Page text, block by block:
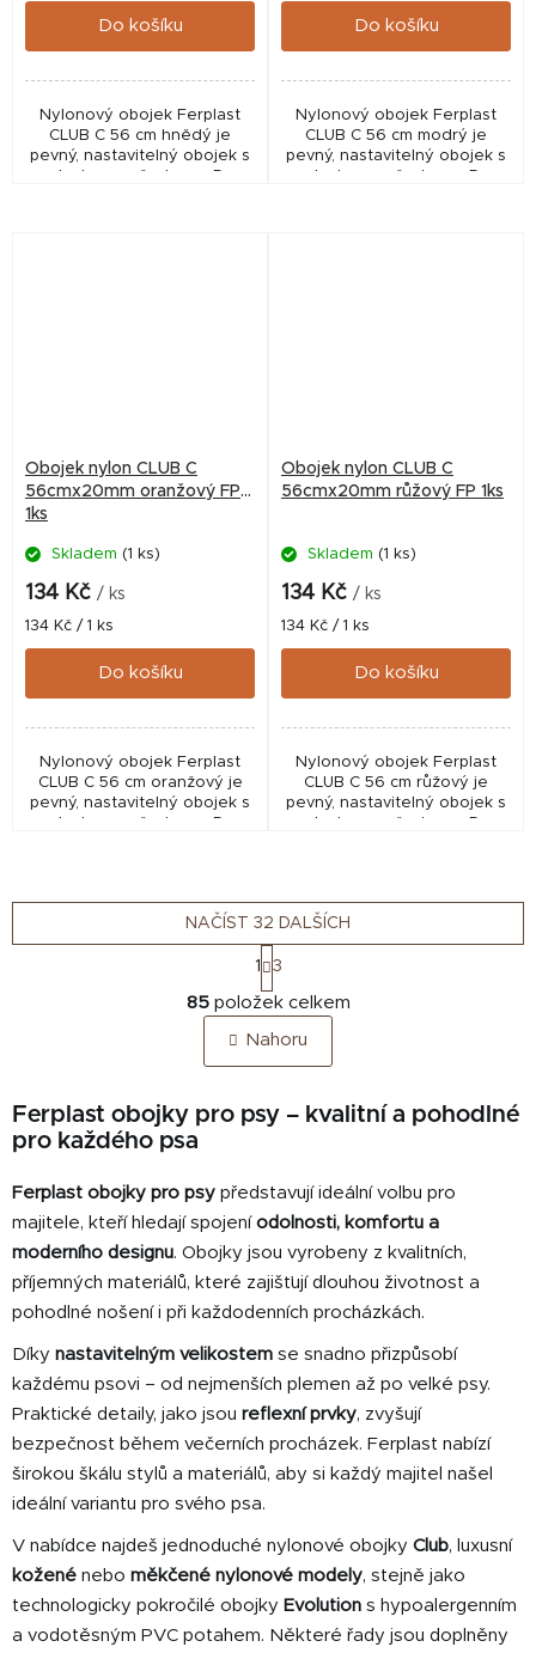
Do košíku
Nylonový obojek Ferplast
CLUB C 56 cm hnědý je
pevný, nastavitelný obojek s
Do košíku
Nylonový obojek Ferplast
CLUB C 56 cm modrý je
pevný, nastavitelný obojek s
Obojek nylon CLUB C
56cmx20mm oranžový FP
1ks
Skladem (1 ks)
134 Kč / ks
Měrná
cena:
134 Kč / 1 ks
Do košíku
Nylonový obojek Ferplast
CLUB C 56 cm oranžový je
pevný, nastavitelný obojek s
Obojek nylon CLUB C
56cmx20mm růžový FP 1ks
Skladem (1 ks)
134 Kč / ks
Měrná
cena:
134 Kč / 1 ks
Do košíku
Nylonový obojek Ferplast
CLUB C 56 cm růžový je
pevný, nastavitelný obojek s
O
v
l
á
a
p
r
v
k
y
ý
p
i
s
u
NAČÍST 32 DALŠÍCH
S
t
r
á
n
k
v
í
1 3
85položek celkem
Nahoru
Ferplast obojky pro psy – kvalitní a pohodlné
pro každého psa
Ferplast obojky pro psy představují ideální volbu pro
majitele, kteří hledají spojení odolnosti, komfortu a
moderního designu. Obojky jsou vyrobeny z kvalitních,
příjemných materiálů, které zajišťují dlouhou životnost a
pohodlné nošení i při každodenních procházkách.
Díky nastavitelným velikostem se snadno přizpůsobí
každému psovi – od nejmenších plemen až po velké psy.
Praktické detaily, jako jsou reflexní prvky, zvyšují
bezpečnost během večerních procházek. Ferplast nabízí
širokou škálu stylů a materiálů, aby si každý majitel našel
ideální variantu pro svého psa.
V nabídce najdeš jednoduché nylonové obojky Club, luxusní
kožené nebo měkčené nylonové modely, stejně jako
technologicky pokročilé obojky Evolution s hypoalergenním
a vodotěsným PVC potahem. Některé řady jsou doplněny